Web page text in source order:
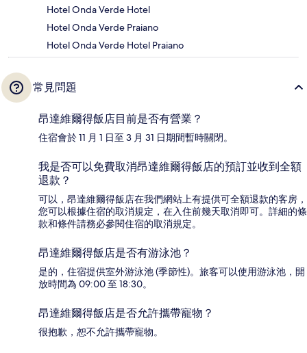
Hotel Onda Verde Hotel
Hotel Onda Verde Praiano
Hotel Onda Verde Hotel Praiano
常見問題
昂達維爾得飯店目前是否有營業？
住宿會於 11 月 1 日至 3 月 31 日期間暫時關閉。
我是否可以免費取消昂達維爾得飯店的預訂並收到全額
退款？
可以，昂達維爾得飯店在我們網站上有提供可全額退款的客房，
您可以根據住宿的取消規定，在入住前幾天取消即可。詳細的條
款和條件請務必參閱住宿的取消規定。
昂達維爾得飯店是否有游泳池？
是的，住宿提供室外游泳池 (季節性)。旅客可以使用游泳池，開
放時間為 09:00 至 18:30。
昂達維爾得飯店是否允許攜帶寵物？
很抱歉，恕不允許攜帶寵物。